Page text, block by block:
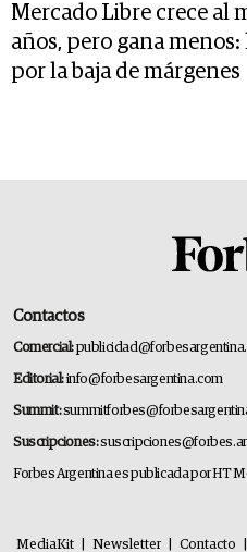
Mercado Libre crece al
años, pero gana menos:
por la baja de márgenes
Contactos
Comercial:
Editorial:info@forbesargentina.com
Summit:
Suscripciones:suscripciones@forbes.ar
Forbes Argentina es publicada por HT
MediaKit Newsletter Contacto